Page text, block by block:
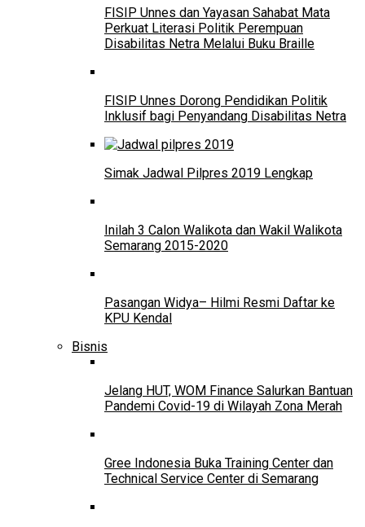
FISIP Unnes dan Yayasan Sahabat Mata
Perkuat Literasi Politik Perempuan
Disabilitas Netra Melalui Buku Braille
FISIP Unnes Dorong Pendidikan Politik
Inklusif bagi Penyandang Disabilitas Netra
Simak Jadwal Pilpres 2019 Lengkap
Inilah 3 Calon Walikota dan Wakil Walikota
Semarang 2015-2020
Pasangan Widya– Hilmi Resmi Daftar ke
KPU Kendal
Bisnis
Jelang HUT, WOM Finance Salurkan Bantuan
Pandemi Covid-19 di Wilayah Zona Merah
Gree Indonesia Buka Training Center dan
Technical Service Center di Semarang